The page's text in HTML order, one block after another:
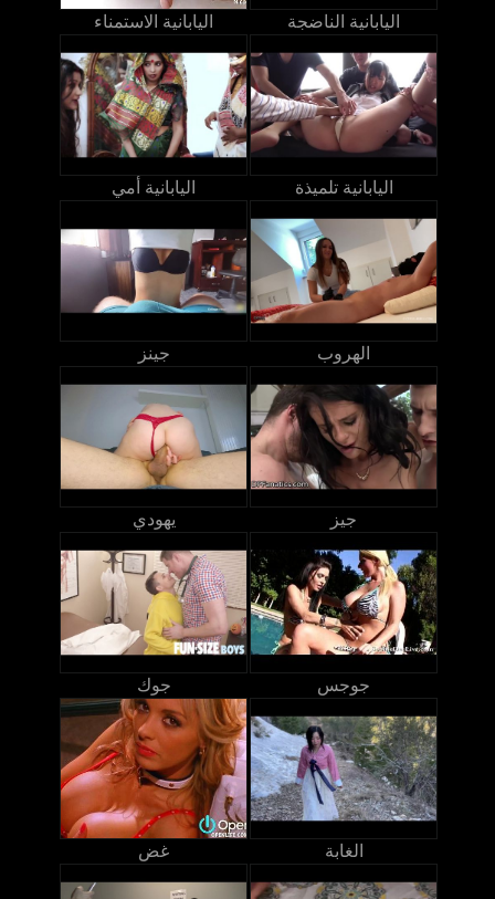
اليابانية الاستمناء اليابانية الناضجة
اليابانية أمي اليابانية تلميذة
جينز الهروب
يهودي جيز
جوك جوجس
غض الغابة